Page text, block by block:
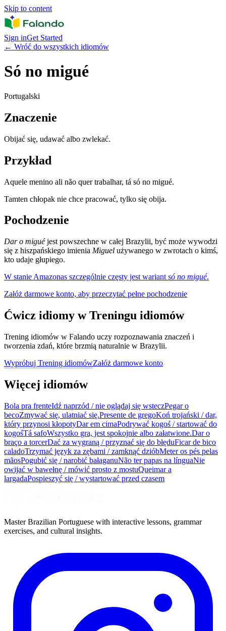
Skip to content
Sign inGet Started
← Wróć do wszystkich idiomów
Só no migué
Portugalski
Znaczenie
Obijać się, udawać albo zwlekać.
Przykład
Aquele menino ali não quer trabalhar, tá só no migué.
Tamten chłopak nie chce pracować, tylko się obija.
Pochodzenie
Dar o miguéjest powszechne w całej Brazylii, być może wywodzi
się z hiszpańskiego imienia Miguel używanego w zwrotach o kimś,
kto udaje głupiego.
W stanie Amazonas szczególnie częsty jest wariant só no migué.
Załóż darmowe konto, aby przeczytać pełne pochodzenie
Ćwicz idiomy w Treningu idiomów
Trening idiomów w Falando uczy rozpoznawania znaczeń i
tworzenia zdań, które brzmią naturalnie w Brazylii.
Wypróbuj Trening idiomówZałóż darmowe konto
Więcej idiomów
Bola pra frenteIdź naprzód / nie oglądaj się wsteczPegar o
becoZmywać się, ulatniać się.Presente de gregoKoń trojański / dar,
który przynosi kłopotyDar em cimaPodrywać kogoś / startować do
kogośTá safoWszystko gra, jest spokojnie albo załatwione.Dar o
braço a torcerDać za wygraną / przyznać się do błęduFicar de bico
caladoTrzymać język za zębami / zamknąć dzióbMeter os pés pelas
mãosPogubić się / narobić bałaganuNão ter papas na línguaNie
owijać w bawełnę / mówić prosto z mostuQueimar a
largadaPospieszyć się / wystartować przed czasem
Master Brazilian Portuguese with interactive lessons, grammar
exercises, and cultural insights.